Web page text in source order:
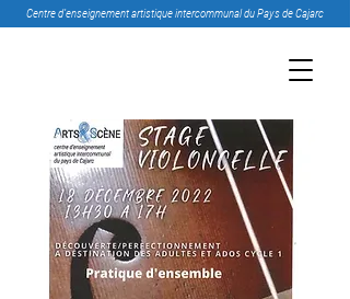
Centre d’enseignement artistique intercommunal du Pays de Cajarc